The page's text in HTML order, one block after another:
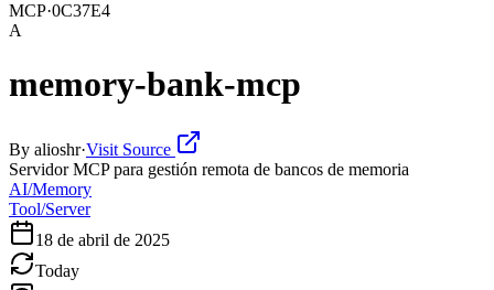
MCP·0C37E4
A
memory-bank-mcp
By alioshr·Visit Source
Servidor MCP para gestión remota de bancos de memoria
AI/Memory
Tool/Server
18 de abril de 2025
Today